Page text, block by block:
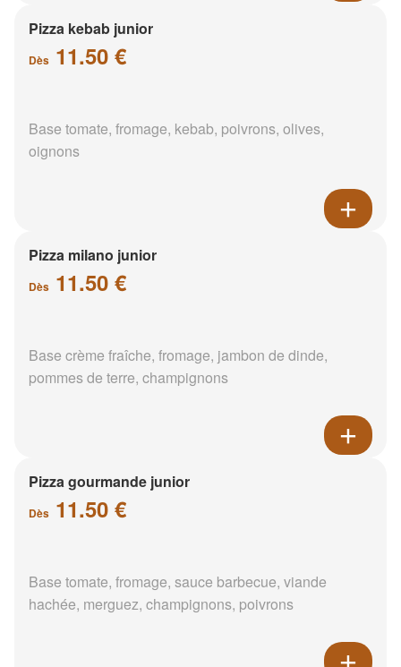
Pizza kebab junior
Dès 11.50 €
Base tomate, fromage, kebab, poivrons, olives,
oignons
Pizza milano junior
Dès 11.50 €
Base crème fraîche, fromage, jambon de dinde,
pommes de terre, champignons
Pizza gourmande junior
Dès 11.50 €
Base tomate, fromage, sauce barbecue, viande
hachée, merguez, champignons, poivrons